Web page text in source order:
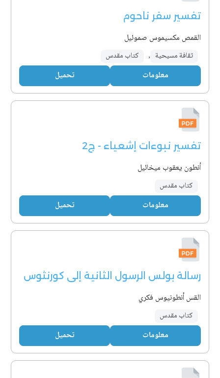
تفسير سفر ناحوم
القمص مكسيموس صموئيل
ثقافة مسيحية , كتاب مقدس
معلومات تحميل
تفسير نبوءات إشعياء - ج2
أنطون يعقوب ميخائيل
كتاب مقدس
معلومات تحميل
رسالة بولس الرسول الثانية إلى كورنثوس
القس أنطونيوس فكري
كتاب مقدس
معلومات تحميل